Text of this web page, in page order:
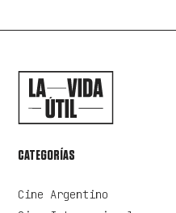
CATEGORÍAS
Cine Argentino